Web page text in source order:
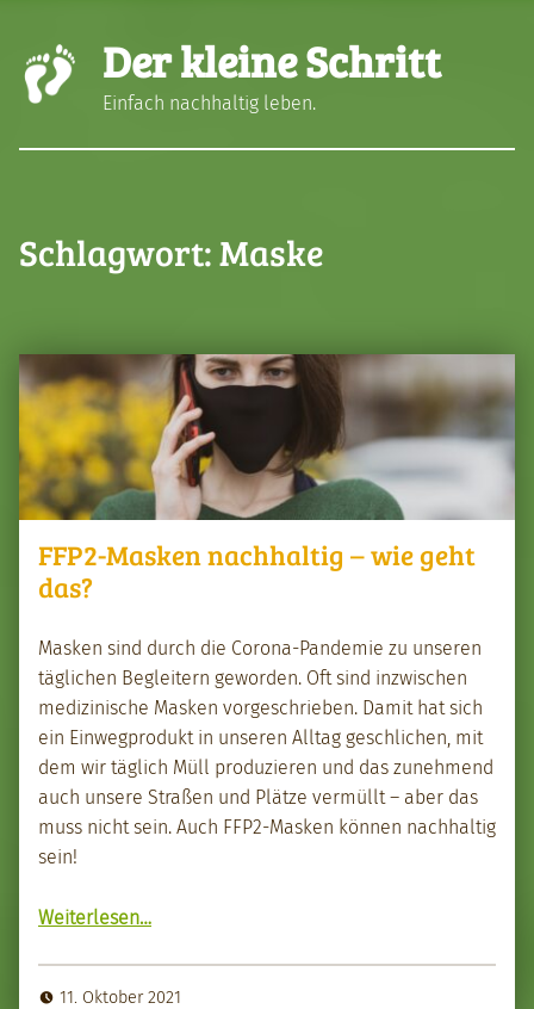
Der kleine Schritt
Einfach nachhaltig leben.
Schlagwort:Maske
FFP2-Masken nachhaltig – wie geht
das?
Masken sind durch die Coro­na-Pan­demie zu unseren
täglichen Begleit­ern gewor­den. Oft sind inzwis­chen
medi­zinis­che Masken vorgeschrieben. Damit hat sich
ein Ein­weg­pro­dukt in unseren All­t­ag geschlichen, mit
dem wir täglich Müll pro­duzieren und das zunehmend
auch unsere Straßen und Plätze ver­müllt – aber das
muss nicht sein. Auch FFP2-Masken kön­nen nach­haltig
sein!
Weit­er­lesen“FFP2-Masken nach­haltig – wie geht das?”
…
11. Oktober 2021